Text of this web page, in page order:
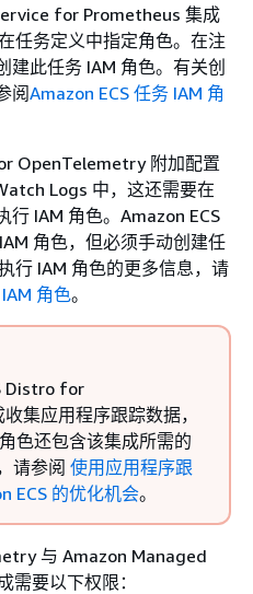
for Prometheus 集成
任务定义中指定角色。在注
此任务 IAM 角色。有关创
阅Amazon ECS 任务 IAM 角
OpenTelemetry 附加配置
Logs 中，这还需要在
IAM 角色。Amazon ECS
角色，但必须手动创建任
行 IAM 角色的更多信息，请
角色。
Distro for
集应用程序跟踪数据，
色还包含该集成所需的
请参阅 使用应用程序跟
ECS 的优化机会。
与 Amazon Managed
要以下权限：